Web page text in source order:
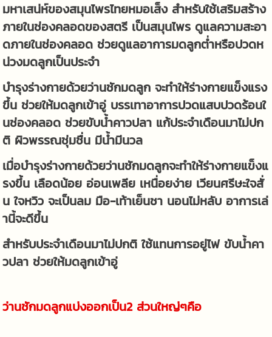
มหาเสน่ห์ของสมุนไพรไทยหมอเส็ง สำหรับใช้เสริมสร้าง
ภายในช่องคลอดของสตรี เป็นสมุนไพร ดูแลความสะอา
ดภายในช่องคลอด ช่วยดูแลอาการมดลูกต่ำหรือปวดห
น่วงมดลูกเป็นประจำ
บำรุงร่างกายด้วยว่านชักมดลูก จะทำให้ร่างกายแข็งแรง
ขึ้น ช่วยให้มดลูกเข้าอู่ บรรเทาอาการปวดแสบปวดร้อนใ
นช่องคลอด ช่วยขับน้ำคาวปลา แก้ประจำเดือนมาไม่ปก
ติ ผิวพรรณชุ่มชื่น มีน้ำมีนวล
เมื่อบำรุงร่างกายด้วยว่านชักมดลูกจะทำให้ร่างกายแข็งแ
รงขึ้น เลือดน้อย อ่อนเพลีย เหนื่อยง่าย เวียนศรีษะใจสั่
น ใจหวิว จะเป็นลม มือ-เท้าเย็นชา นอนไม่หลับ อาการเล่
านี้จะดีขึ้น
สำหรับประจำเดือนมาไม่ปกติ ใช้แทนการอยู่ไฟ ขับน้ำคา
วปลา ช่วยให้มดลูกเข้าอู่
ว่านชักมดลูกแบ่งออกเป็น2 ส่วนใหญ่ๆคือ